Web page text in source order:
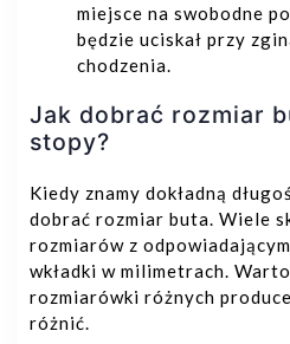
miejsce na swobodne
będzie uciskał przy
chodzenia.
Jak dobrać rozmiar
stopy?
Kiedy znamy dokładną
dobrać rozmiar buta. Wiele
rozmiarów z
wkładki w milimetrach.
rozmiarówki różnych
różnić.